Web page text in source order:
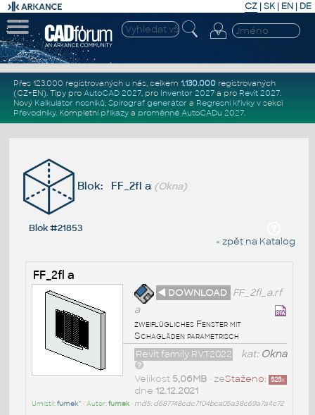
CZ | SK| EN | DE
Přes 123.000 registrovaných u nás, celkem 1.130.000registrovaných
(CZ+EN). Tipy pro AutoCAD 2027, pro Inventor 2027a pro Revit 2027.
Nový Kalkulátor nosníků, Spirograf generátor a Regresní křivkyv sekci
Převodníky. Kompletní příkazya proměnné AutoCADu 2027.
Blok: FF_2fl a (Okna)
Blok #21853
« zpět na Katalog
FF_2fl a
◄ DOWNLOAD FF_2fl_a.rf
a
zweiflügliches Fenster mit
Schagläden parametrisch
kat: Okna
Revit family RVT2022
Staženo: 525x
Velikost 5,06MB• ze
dne 12.12.2021
Umístil:fumek^ • Autor:fumek• md5: d687748cdc7104bca05a38c69a7a4c72